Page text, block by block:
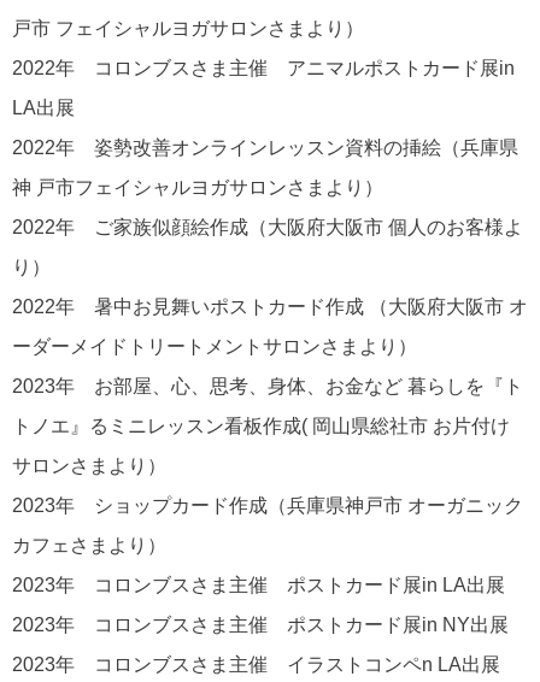
戸市 フェイシャルヨガサロンさまより）
2022年 コロンブスさま主催 アニマルポストカード展in
LA出展
2022年 姿勢改善オンラインレッスン資料の挿絵（兵庫県
神 戸市フェイシャルヨガサロンさまより）
2022年 ご家族似顔絵作成（大阪府大阪市 個人のお客様よ
り）
2022年 暑中お見舞いポストカード作成 （大阪府大阪市 オ
ーダーメイドトリートメントサロンさまより）
2023年 お部屋、心、思考、身体、お金など 暮らしを『ト
トノエ』るミニレッスン看板作成( 岡山県総社市 お片付け
サロンさまより）
2023年 ショップカード作成（兵庫県神戸市 オーガニック
カフェさまより）
2023年 コロンブスさま主催 ポストカード展in LA出展
2023年 コロンブスさま主催 ポストカード展in NY出展
2023年 コロンブスさま主催 イラストコンペn LA出展